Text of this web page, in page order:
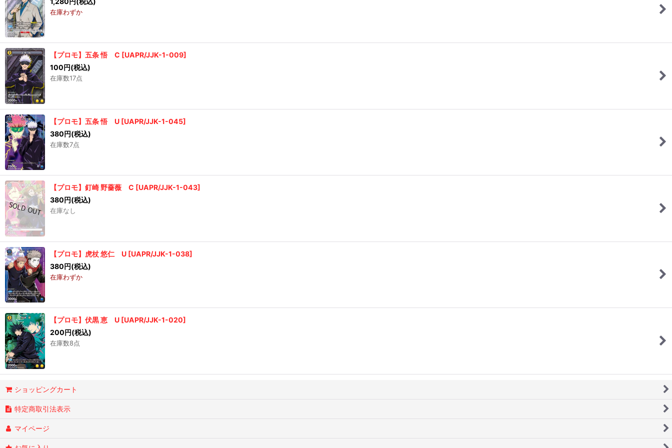
在庫わずか
【プロモ】五条 悟 C [UAPR/JJK-1-009]
100円(税込)
在庫数17点
【プロモ】五条 悟 U [UAPR/JJK-1-045]
380円(税込)
在庫数7点
【プロモ】釘崎 野薔薇 C [UAPR/JJK-1-043]
380円(税込)
在庫なし
【プロモ】虎杖 悠仁 U [UAPR/JJK-1-038]
380円(税込)
在庫わずか
【プロモ】伏黒 恵 U [UAPR/JJK-1-020]
200円(税込)
在庫数8点
ショッピングカート
特定商取引法表示
マイページ